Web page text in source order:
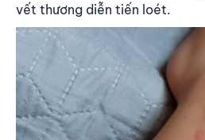
vết thương diễn tiến loét.